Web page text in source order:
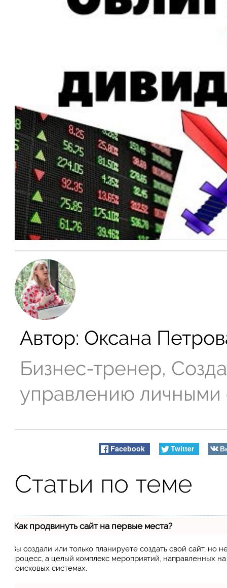
Автор: Оксана
Бизнес-тренер,
управлению
Facebook Twitter
Статьи по теме
Как продвинуть сайт на первые места?
Вы создали или только планируете создать свой сайт, но
процесс, а целый комплекс мероприятий, направленных
поисковых системах.